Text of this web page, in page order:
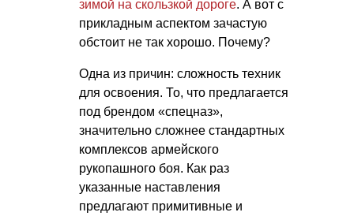
зимой на скользкой дороге. А вот с
прикладным аспектом зачастую
обстоит не так хорошо. Почему?
Одна из причин: сложность техник
для освоения. То, что предлагается
под брендом «спецназ»,
значительно сложнее стандартных
комплексов армейского
рукопашного боя. Как раз
указанные наставления
предлагают примитивные и